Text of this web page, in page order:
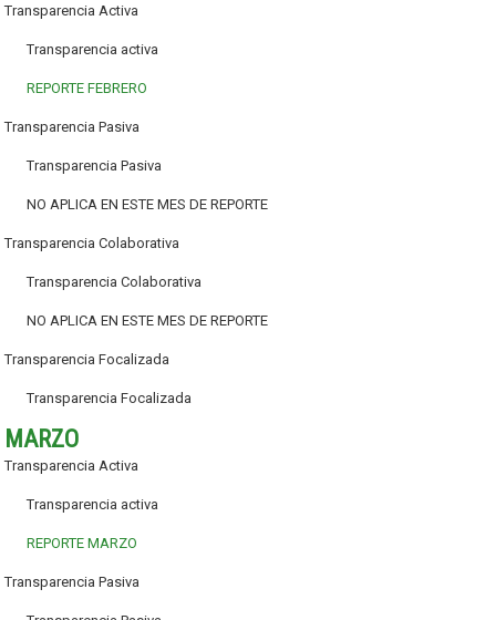
Transparencia Activa
Transparencia activa
REPORTE FEBRERO
Transparencia Pasiva
Transparencia Pasiva
NO APLICA EN ESTE MES DE REPORTE
Transparencia Colaborativa
Transparencia Colaborativa
NO APLICA EN ESTE MES DE REPORTE
Transparencia Focalizada
Transparencia Focalizada
MARZO
Transparencia Activa
Transparencia activa
REPORTE MARZO
Transparencia Pasiva